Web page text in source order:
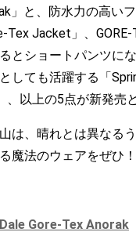
」と、防水力の高い
Tex Jacket」、
とショートパンツに
しても活躍する「
、以上の5点が新発売
は、晴れとは異なる
魔法のウェアをぜひ！
Gore-Tex Anorak